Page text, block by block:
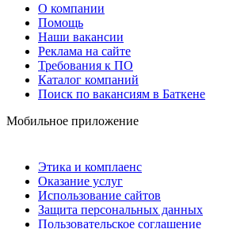
О компании
Помощь
Наши вакансии
Реклама на сайте
Требования к ПО
Каталог компаний
Поиск по вакансиям в Баткене
Мобильное приложение
Этика и комплаенс
Оказание услуг
Использование сайтов
Защита персональных данных
Пользовательское соглашение